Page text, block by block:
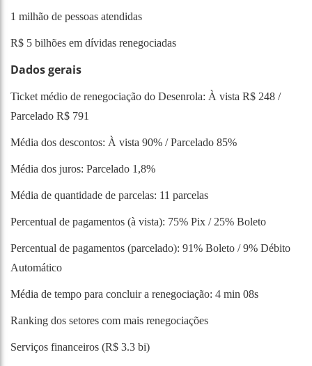
1 milhão de pessoas atendidas
R$ 5 bilhões em dívidas renegociadas
Dados gerais
Ticket médio de renegociação do Desenrola: À vista R$ 248 /
Parcelado R$ 791
Média dos descontos: À vista 90% / Parcelado 85%
Média dos juros: Parcelado 1,8%
Média de quantidade de parcelas: 11 parcelas
Percentual de pagamentos (à vista): 75% Pix / 25% Boleto
Percentual de pagamentos (parcelado): 91% Boleto / 9% Débito
Automático
Média de tempo para concluir a renegociação: 4 min 08s
Ranking dos setores com mais renegociações
Serviços financeiros (R$ 3.3 bi)